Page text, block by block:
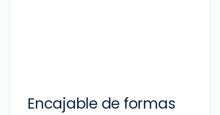
Encajable de formas